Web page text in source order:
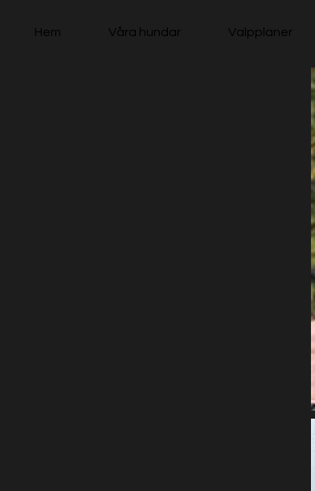
Hem Våra hundar Valpplaner